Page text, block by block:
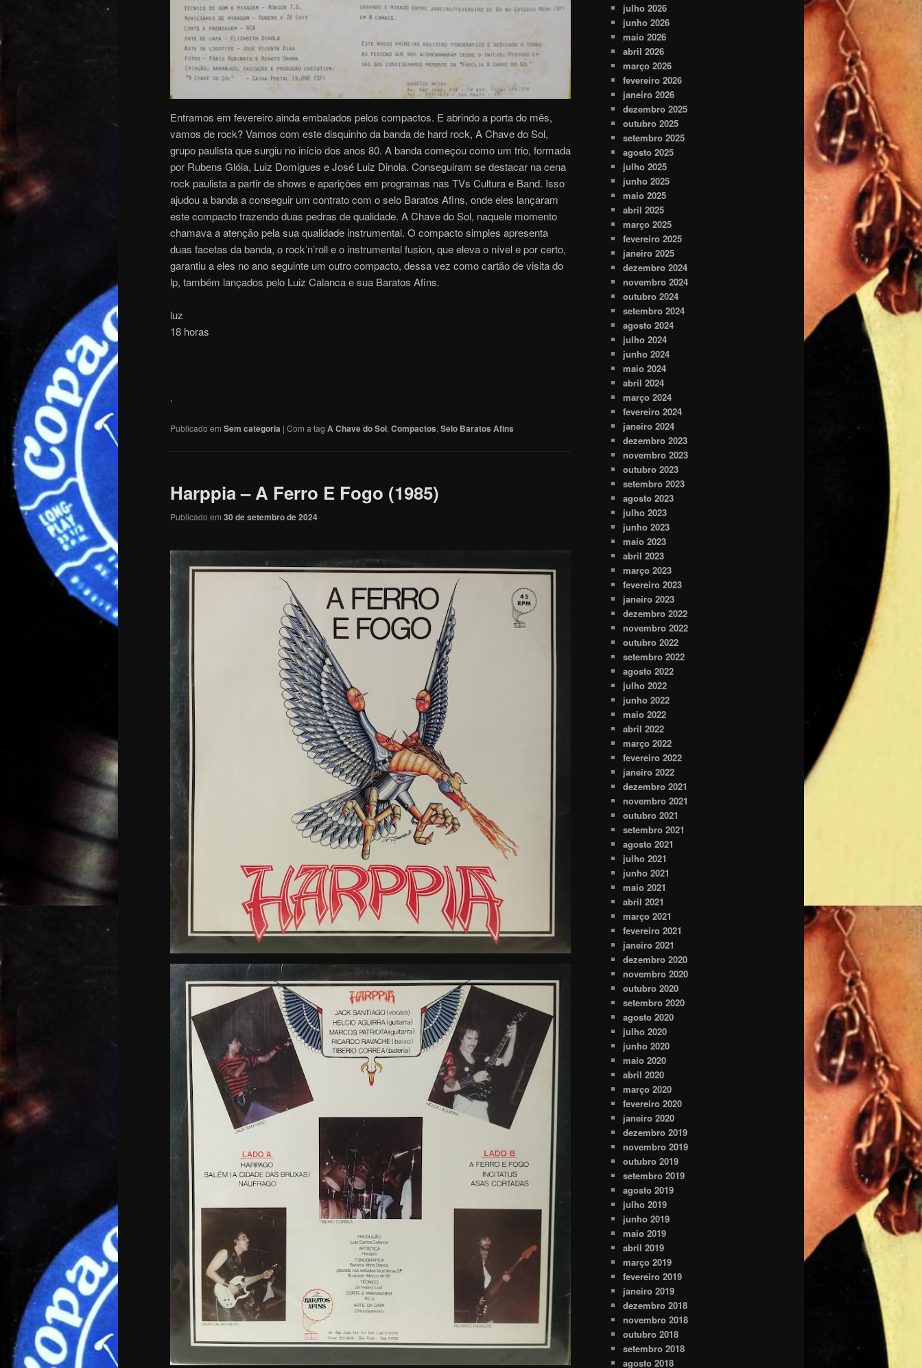
Entramos em fevereiro ainda embalados pelos compactos. E abrindo a porta do mês,
vamos de rock? Vamos com este disquinho da banda de hard rock, A Chave do Sol,
grupo paulista que surgiu no início dos anos 80. A banda começou como um trio, formada
por Rubens Glóia, Luiz Domigues e José Luiz Dinola. Conseguiram se destacar na cena
rock paulista a partir de shows e aparições em programas nas TVs Cultura e Band. Isso
ajudou a banda a conseguir um contrato com o selo Baratos Afins, onde eles lançaram
este compacto trazendo duas pedras de qualidade. A Chave do Sol, naquele momento
chamava a atenção pela sua qualidade instrumental. O compacto simples apresenta
duas facetas da banda, o rock’n’roll e o instrumental fusion, que eleva o nível e por certo,
garantiu a eles no ano seguinte um outro compacto, dessa vez como cartão de visita do
lp, também lançados pelo Luiz Calanca e sua Baratos Afins.
luz
18 horas
.
Publicado em Sem categoria | Com a tag A Chave do Sol, Compactos, Selo Baratos Afins
Harppia – A Ferro E Fogo (1985)
Publicado em 30 de setembro de 2024
julho 2026
junho 2026
maio 2026
abril 2026
março 2026
fevereiro 2026
janeiro 2026
dezembro 2025
outubro 2025
setembro 2025
agosto 2025
julho 2025
junho 2025
maio 2025
abril 2025
março 2025
fevereiro 2025
janeiro 2025
dezembro 2024
novembro 2024
outubro 2024
setembro 2024
agosto 2024
julho 2024
junho 2024
maio 2024
abril 2024
março 2024
fevereiro 2024
janeiro 2024
dezembro 2023
novembro 2023
outubro 2023
setembro 2023
agosto 2023
julho 2023
junho 2023
maio 2023
abril 2023
março 2023
fevereiro 2023
janeiro 2023
dezembro 2022
novembro 2022
outubro 2022
setembro 2022
agosto 2022
julho 2022
junho 2022
maio 2022
abril 2022
março 2022
fevereiro 2022
janeiro 2022
dezembro 2021
novembro 2021
outubro 2021
setembro 2021
agosto 2021
julho 2021
junho 2021
maio 2021
abril 2021
março 2021
fevereiro 2021
janeiro 2021
dezembro 2020
novembro 2020
outubro 2020
setembro 2020
agosto 2020
julho 2020
junho 2020
maio 2020
abril 2020
março 2020
fevereiro 2020
janeiro 2020
dezembro 2019
novembro 2019
outubro 2019
setembro 2019
agosto 2019
julho 2019
junho 2019
maio 2019
abril 2019
março 2019
fevereiro 2019
janeiro 2019
dezembro 2018
novembro 2018
outubro 2018
setembro 2018
agosto 2018